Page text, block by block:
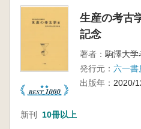
生産の考古
記念
著者： 駒澤大
発行元： 六一書
出版年： 2020/
新刊 10冊以上